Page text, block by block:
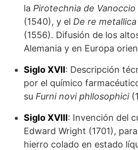
la Pirotechnia de
(1540), y el De re
(1556). Difusión de los
Alemania y en Europa
Siglo XVII: Descripción
por el químico
su Furni novi phllosophici
Siglo XVIII: Invención del
Edward Wright (1701),
hierro colado en estado